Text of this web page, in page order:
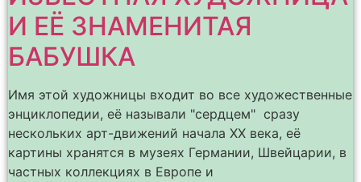
И ЕЁ ЗНАМЕНИТАЯ
БАБУШКА
Имя этой художницы входит во все художественные
энциклопедии, её называли "сердцем" сразу
нескольких арт-движений начала ХХ века, её
картины хранятся в музеях Германии, Швейцарии, в
частных коллекциях в Европе и